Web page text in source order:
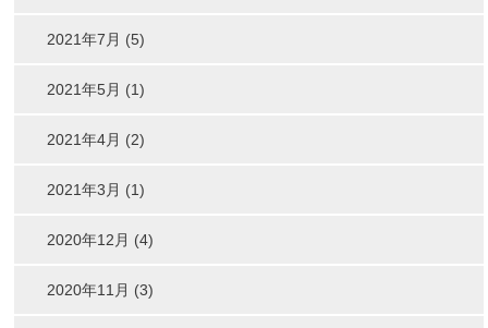
2021年7月 (5)
2021年5月 (1)
2021年4月 (2)
2021年3月 (1)
2020年12月 (4)
2020年11月 (3)